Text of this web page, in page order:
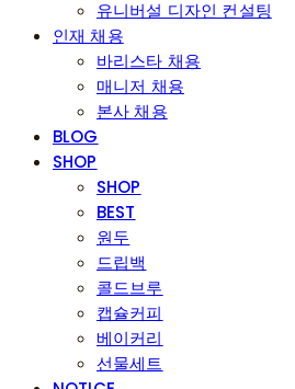
유니버설 디자인 컨설팅
인재 채용
바리스타 채용
매니저 채용
본사 채용
BLOG
SHOP
SHOP
BEST
원두
드립백
콜드브루
캡슐커피
베이커리
선물세트